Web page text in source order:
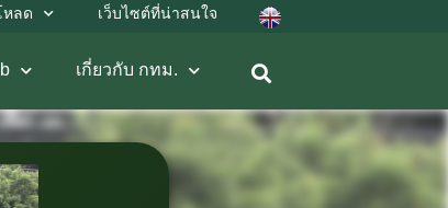
หลด เว็บไซต์ที่น่าสนใจ
เกี่ยวกับ กทม.